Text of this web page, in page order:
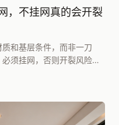
，不挂网真的会开裂
和基层条件，而非一刀
须挂网，否则开裂风险极